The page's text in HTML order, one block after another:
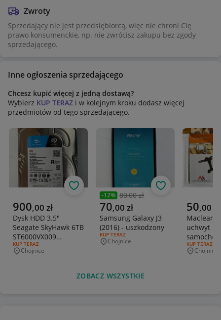
Zwroty
Sprzedający nie jest przedsiębiorcą, więc nie chroni Cię
prawo konsumenckie, np. nie zwrócisz zakupu bez zgody
sprzedającego.
Inne ogłoszenia sprzedającego
Chcesz kupić więcej z jedną dostawą?
Wybierz KUP TERAZ i w kolejnym kroku dodasz więcej
przedmiotów od tego sprzedającego.
Aktualna cena
900,00 zł
Dysk HDD 3.5"
Seagate SkyHawk 6TB
ST6000VX009
5900RPM SATA III
RODZAJ OFERTY:
KUP TERAZ
Miejscowość
Chojnice
Obserwuj
Poprzednia cena
-12% 80,00 zł
Aktualna cena
70,00 zł
Samsung Galaxy J3
(2016) - uszkodzony
RODZAJ OFERTY:
KUP TERAZ
Miejscowość
Chojnice
Obserwuj
Aktualna
50,00
Maclean
uchwyt
tabletów
szyba/
RODZAJ
KUP TERAZ
Chojnice
ZOBACZ WSZYSTKIE